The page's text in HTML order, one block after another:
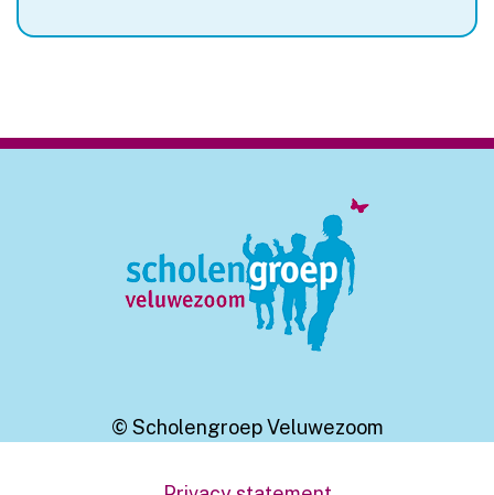
© Scholengroep Veluwezoom